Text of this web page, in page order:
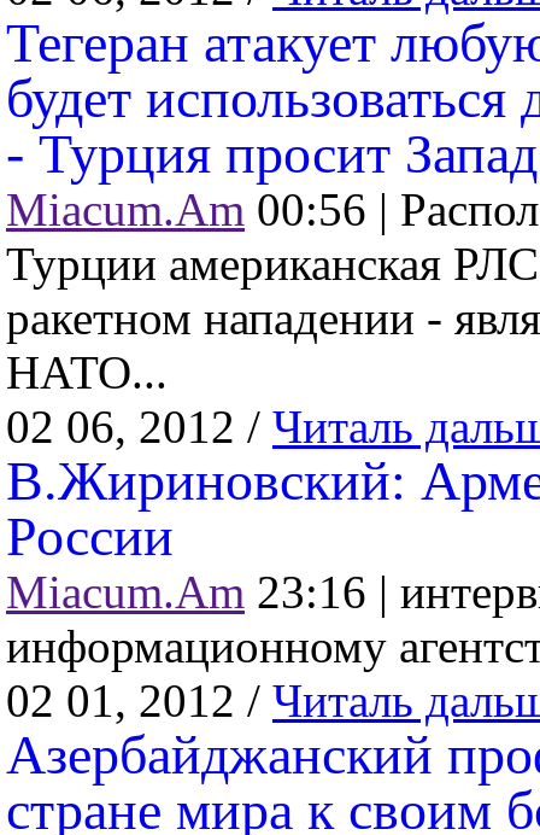
Тегеран атакует
будет
- Турция просит
Miacum.Am 00:56 |
Турции американская
ракетном нападении -
НАТО...
02 06, 2012 / Читаль
В.Жириновский:
России
Miacum.Am 23:16 |
информационному
02 01, 2012 / Читаль
Азербайджанский
стране мира к своим